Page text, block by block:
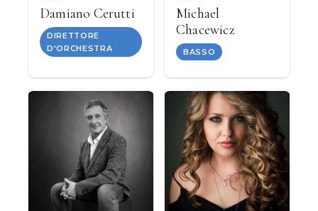
Damiano Cerutti
DIRETTORE
D'ORCHESTRA
Michael
Chacewicz
BASSO